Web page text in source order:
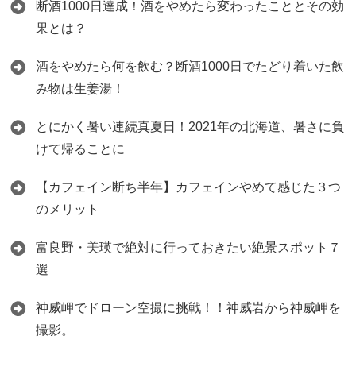
断酒1000日達成！酒をやめたら変わったこととその効
果とは？
酒をやめたら何を飲む？断酒1000日でたどり着いた飲
み物は生姜湯！
とにかく暑い連続真夏日！2021年の北海道、暑さに負
けて帰ることに
【カフェイン断ち半年】カフェインやめて感じた３つ
のメリット
富良野・美瑛で絶対に行っておきたい絶景スポット７
選
神威岬でドローン空撮に挑戦！！神威岩から神威岬を
撮影。